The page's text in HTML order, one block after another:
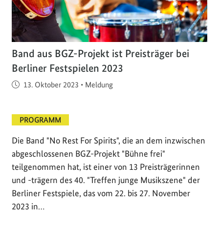
Band aus BGZ-Projekt ist Preisträger bei
Berliner Festspielen 2023
Veröffentlicht am
13. Oktober 2023 • Meldung
PROGRAMM
Die Band "No Rest For Spirits", die an dem inzwischen
abgeschlossenen BGZ-Projekt "Bühne frei"
teilgenommen hat, ist einer von 13 Preisträgerinnen
und -trägern des 40. "Treffen junge Musikszene" der
Berliner Festspiele, das vom 22. bis 27. November
2023 in…